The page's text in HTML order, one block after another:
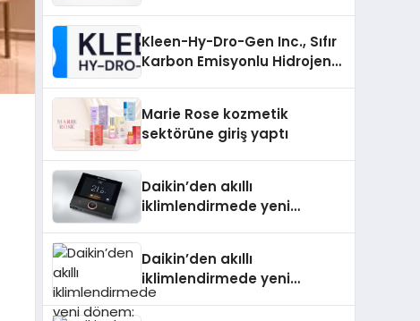
Kleen-Hy-Dro-Gen Inc., Sıfır
Karbon Emisyonlu Hidrojen
Aldı
Marie Rose kozmetik
sektörüne giriş yaptı
Daikin’den akıllı
iklimlendirmede yeni
Daikin’den akıllı
iklimlendirmede yeni
dönem: Madoka Plus